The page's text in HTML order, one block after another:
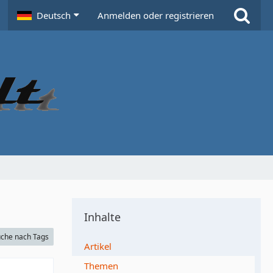
Deutsch Anmelden oder registrieren
nach Tags
Inhalte
Artikel
Themen